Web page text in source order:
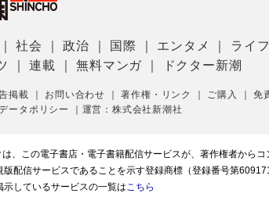
｜社会 ｜政治 国際 エンタメ
ライフ
｜連載 ｜無料マンガ ドクター新潮
掲載 お問い合わせ ｜著作権・リンク ご購入 ｜免
ータポリシー 運営：株式会社新潮社
、この電子書店・電子書籍配信サービスが、著作権者から
版配信サービスであることを示す登録商標（登録番号第
示しているサービスの一覧はこちら